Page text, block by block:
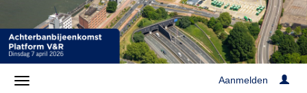
Aanmelden